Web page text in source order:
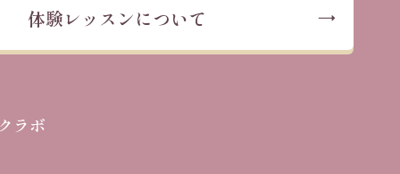
体験レッスンについて
ラボ